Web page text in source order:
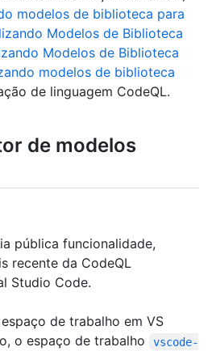
modelos de biblioteca para
Modelos de Biblioteca
Modelos de Biblioteca
modelos de biblioteca
de linguagem CodeQL.
de modelos
pública funcionalidade,
recente da CodeQL
Studio Code.
de trabalho em VS
o espaço de trabalho
vscode-